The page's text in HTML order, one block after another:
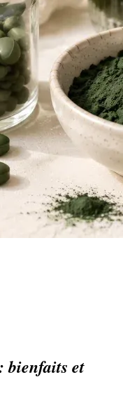
bienfaits et